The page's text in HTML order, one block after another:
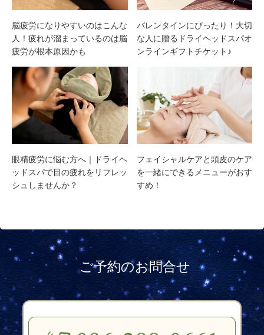
脳疲労になりやすいのはこんな
人！疲れが溜まっているのは脳
疲労が根本原因かも
バレンタインにぴったり！大切
な人に贈るドライヘッドスパオ
ンラインギフトチケット♪
眼精疲労に悩む方へ｜ドライヘ
ッドスパで目の疲れをリフレッ
シュしませんか？
フェイシャルケアと頭皮のケア
を一緒にできるメニューがおす
すめ！
ご予約のお問合せ